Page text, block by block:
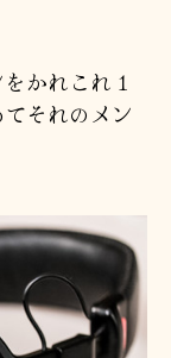
かれこれ１
それのメン